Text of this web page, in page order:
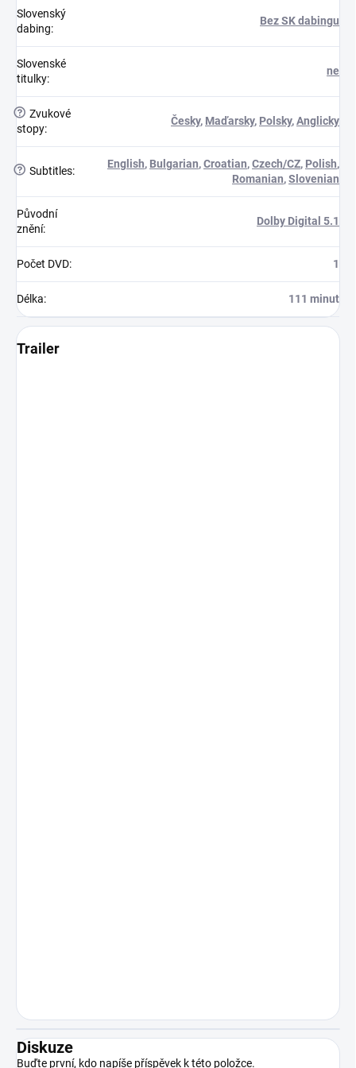
Slovenský
dabing:
Bez SK dabingu
Slovenské
titulky:
ne
? Zvukové
stopy:
Česky, Maďarsky, Polsky,Anglicky
? Subtitles:
English, Bulgarian,Croatian,Czech/CZ, Polish,
Romanian,Slovenian
Původní
znění:
Dolby Digital 5.1
Počet DVD: 1
Délka: 111 minut
Trailer
Diskuze
Buďte první, kdo napíše příspěvek k této položce.